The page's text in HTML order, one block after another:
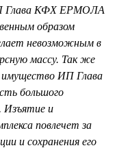
Глава КФХ ЕРМОЛА
образом
невозможным в
массу. Так же
имущество ИП Глава
большого
Изъятие и
повлечет за
и сохранения его